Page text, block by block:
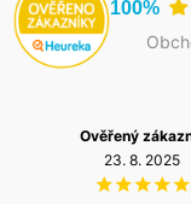
pórobeton.
rychlost vrtání,
náklady.
prstýnků O\'TIP s
segmenty. Po
nutné měnit celé
životnost korunky,
pravidelné jádrové
100%
Ověřený
23. 8. 2025